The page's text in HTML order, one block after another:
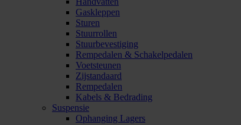
Gaskleppen
Sturen
Stuurrollen
Stuurbevestiging
Rempedalen & Schakelpedalen
Voetsteunen
Zijstandaard
Rempedalen
Kabels & Bedrading
Suspensie
Ophanging Lagers